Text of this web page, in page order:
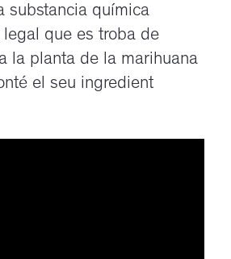
substancia química
que es troba de
la planta de la marihuana
el seu ingredient